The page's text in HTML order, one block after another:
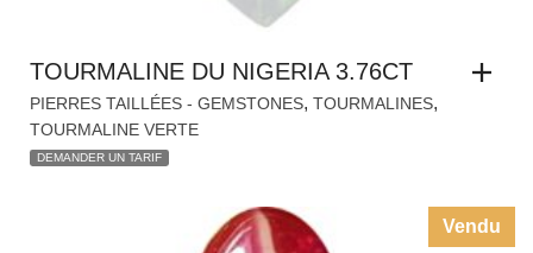
TOURMALINE DU NIGERIA 3.76CT
PIERRES TAILLÉES - GEMSTONES, TOURMALINES,
TOURMALINE VERTE
DEMANDER UN TARIF
Vendu